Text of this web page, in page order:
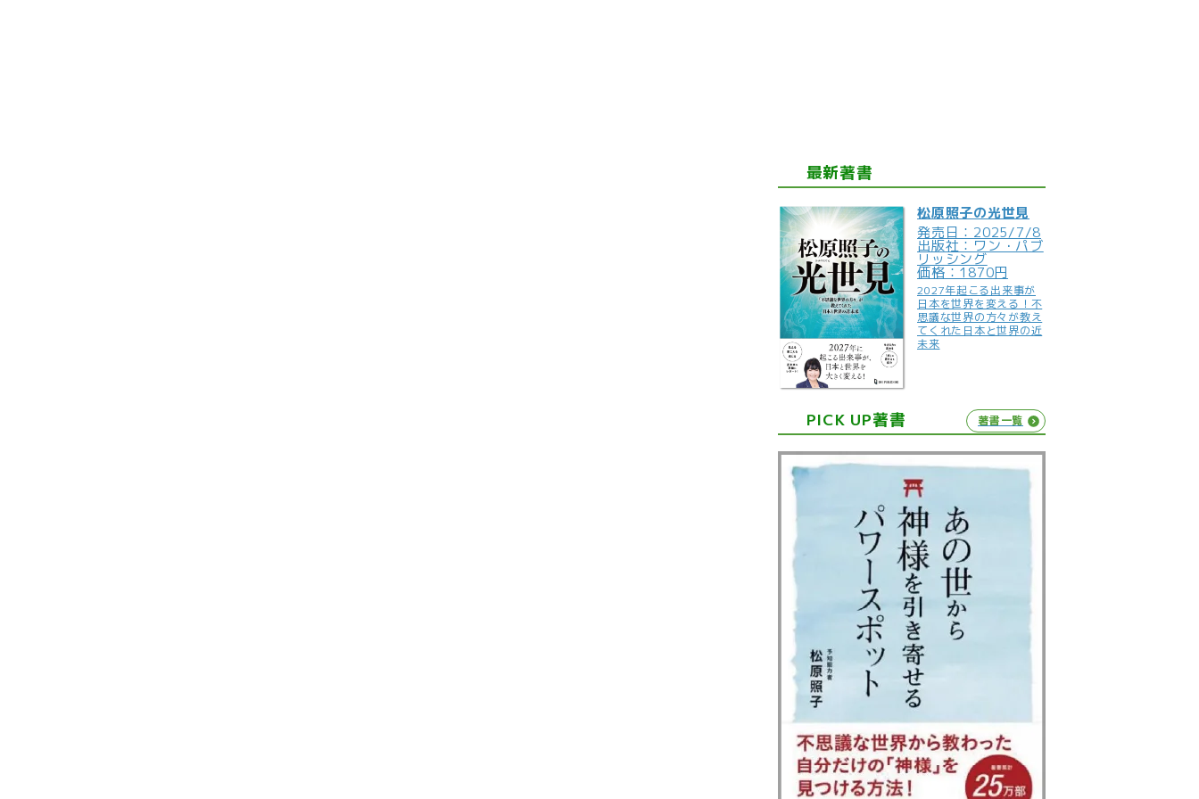
最新著書
松原照子の光世見
発売日：2025/7/8
出版社：ワン・パブ
リッシング
価格：1870円
2027年起こる出来事が
日本を世界を変える！不
思議な世界の方々が教え
てくれた日本と世界の近
未来
PICK UP著書 著書一覧